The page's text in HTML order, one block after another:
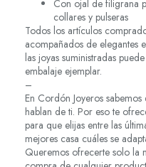
Con ojal de filigrana
collares y pulseras
Todos los artículos
acompañados de elegantes
las joyas suministradas
embalaje ejemplar.
–
En Cordón Joyeros
hablan de ti. Por eso te
para que elijas entre las
mejores casa cuáles se
Queremos ofrecerte solo la